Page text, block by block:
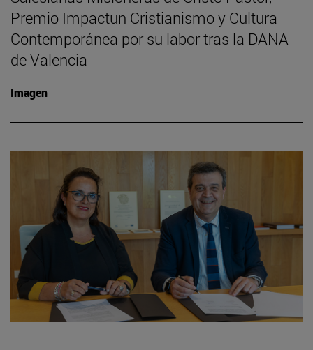
Premio Impactun Cristianismo y Cultura
Contemporánea por su labor tras la DANA
de Valencia
Imagen